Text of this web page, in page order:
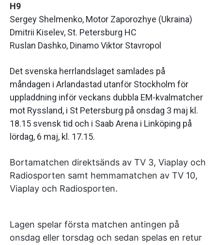
H9
Sergey Shelmenko, Motor Zaporozhye (Ukraina)
Dmitrii Kiselev, St. Petersburg HC
Ruslan Dashko, Dinamo Viktor Stavropol
Det svenska herrlandslaget samlades på
måndagen i Arlandastad utanför Stockholm för
uppladdning inför veckans dubbla EM-kvalmatcher
mot Ryssland, i St Petersburg på onsdag 3 maj kl.
18.15 svensk tid och i Saab Arena i Linköping på
lördag, 6 maj, kl. 17.15.
Bortamatchen direktsänds av TV 3, Viaplay och
Radiosporten samt hemmamatchen av TV 10,
Viaplay och Radiosporten.
Lagen spelar första matchen antingen på
onsdag eller torsdag och sedan spelas en retur